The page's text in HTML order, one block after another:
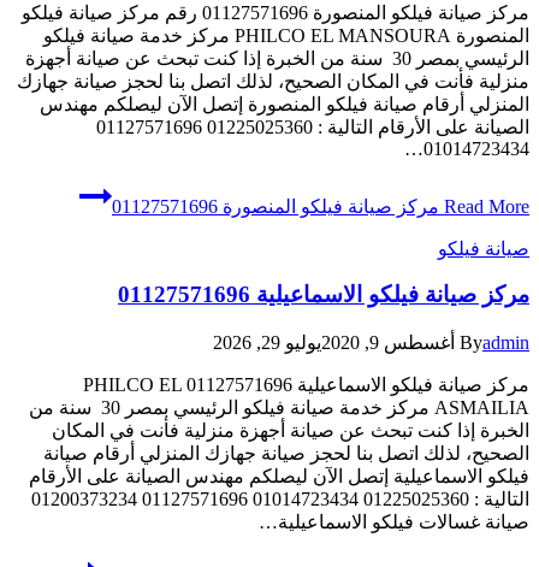
مركز صيانة فيلكو المنصورة 01127571696 رقم مركز صيانة فيلكو
المنصورة PHILCO EL MANSOURA مركز خدمة صيانة فيلكو
الرئيسي بمصر 30 سنة من الخبرة إذا كنت تبحث عن صيانة أجهزة
منزلية فأنت في المكان الصحيح، لذلك اتصل بنا لحجز صيانة جهازك
المنزلي أرقام صيانة فيلكو المنصورة إتصل الآن ليصلكم مهندس
الصيانة على الأرقام التالية : 01225025360 01127571696
01014723434…
Read More مركز صيانة فيلكو المنصورة 01127571696
صيانة فيلكو
مركز صيانة فيلكو الاسماعيلية 01127571696
Byadmin أغسطس 9, 2020 يوليو 29, 2026
مركز صيانة فيلكو الاسماعيلية 01127571696 PHILCO EL
ASMAILIA مركز خدمة صيانة فيلكو الرئيسي بمصر 30 سنة من
الخبرة إذا كنت تبحث عن صيانة أجهزة منزلية فأنت في المكان
الصحيح، لذلك اتصل بنا لحجز صيانة جهازك المنزلي أرقام صيانة
فيلكو الاسماعيلية إتصل الآن ليصلكم مهندس الصيانة على الأرقام
التالية : 01225025360 01014723434 01127571696 01200373234
صيانة غسالات فيلكو الاسماعيلية…